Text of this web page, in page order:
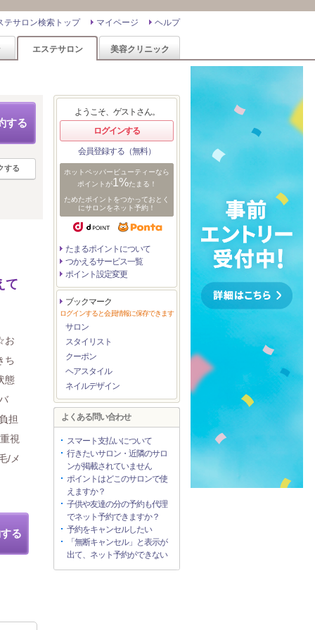
ヘルプ
マイページ
テサロン検索トップ
エステサロン 美容クリニック
する
する
て
お
ち
態
担
視
/メ
る
ようこそ、ゲストさん。
ログインする
会員登録する（無料）
ホットペッパービューティーなら
ポイントが1%たまる！
ためたポイントをつかっておとく
にサロンをネット予約！
たまるポイントについて
つかえるサービス一覧
ポイント設定変更
ブックマーク
ログインすると会員情報に保存できます
サロン
スタイリスト
クーポン
ヘアスタイル
ネイルデザイン
よくある問い合わせ
スマート支払いについて
行きたいサロン・近隣のサロ
ンが掲載されていません
ポイントはどこのサロンで使
えますか？
子供や友達の分の予約も代理
でネット予約できますか？
予約をキャンセルしたい
「無断キャンセル」と表示が
出て、ネット予約ができない